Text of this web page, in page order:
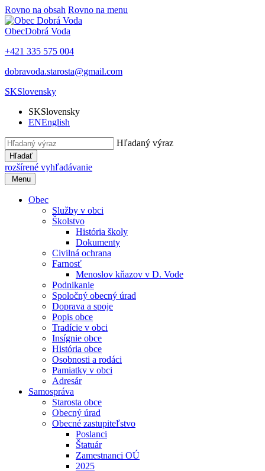
Rovno na obsah Rovno na menu
ObecDobrá Voda
+421 335 575 004
dobravoda.starosta@gmail.com
SKSlovensky
SKSlovensky
ENEnglish
Hľadaný výraz
Hľadať
rozšírené vyhľadávanie
Menu
Obec
Služby v obci
Školstvo
História školy
Dokumenty
Civilná ochrana
Farnosť
Menoslov kňazov v D. Vode
Podnikanie
Spoločný obecný úrad
Doprava a spoje
Popis obce
Tradície v obci
Insígnie obce
História obce
Osobnosti a rodáci
Pamiatky v obci
Adresár
Samospráva
Starosta obce
Obecný úrad
Obecné zastupiteľstvo
Poslanci
Štatuár
Zamestnanci OÚ
2025